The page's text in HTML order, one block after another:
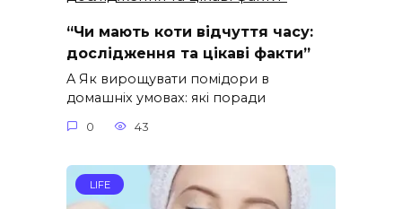
“Чи мають коти відчуття часу:
дослідження та цікаві факти”
A Як вирощувати помідори в
домашніх умовах: які поради
0 43
LIFE